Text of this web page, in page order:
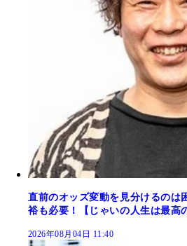
直前のオッズ変動を見分けるのは
裕も必要！【じゃいの人生は最高
2026年08月04日 11:40